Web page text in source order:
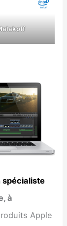
spécialiste
à
Apple